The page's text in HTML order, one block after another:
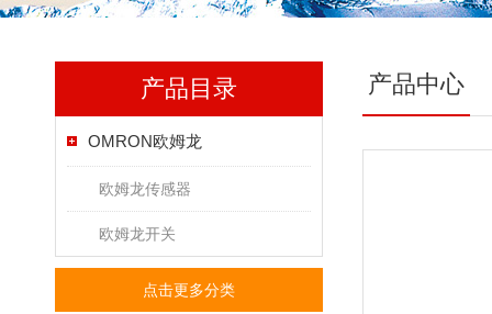
产品目录
OMRON欧姆龙
欧姆龙传感器
欧姆龙开关
点击更多分类
产品中心